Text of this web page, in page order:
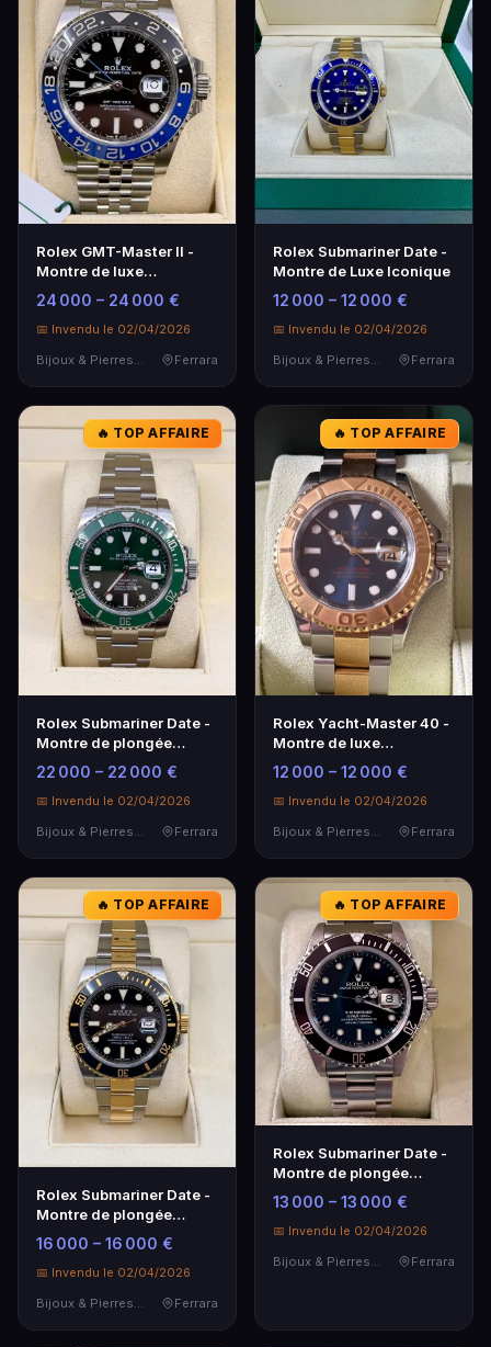
Rolex GMT-Master II -
Montre de luxe
emblématique
24 000 – 24 000 €
📅 Invendu le 02/04/2026
Bijoux & Pierres Précieuses
Ferrara
Rolex Submariner Date -
Montre de Luxe Iconique
12 000 – 12 000 €
📅 Invendu le 02/04/2026
Bijoux & Pierres Précieuses
Ferrara
🔥 TOP AFFAIRE
Rolex Submariner Date -
Montre de plongée
emblématique
22 000 – 22 000 €
📅 Invendu le 02/04/2026
Bijoux & Pierres Précieuses
Ferrara
🔥 TOP AFFAIRE
Rolex Yacht-Master 40 -
Montre de luxe
emblématique
12 000 – 12 000 €
📅 Invendu le 02/04/2026
Bijoux & Pierres Précieuses
Ferrara
🔥 TOP AFFAIRE
Rolex Submariner Date -
Montre de plongée
emblématique
16 000 – 16 000 €
📅 Invendu le 02/04/2026
Bijoux & Pierres Précieuses
Ferrara
🔥 TOP AFFAIRE
Rolex Submariner Date -
Montre de plongée
emblématique
13 000 – 13 000 €
📅 Invendu le 02/04/2026
Ferrara